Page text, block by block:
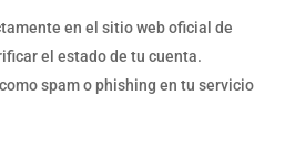
en el sitio web oficial de
el estado de tu cuenta.
spam o phishing en tu servicio